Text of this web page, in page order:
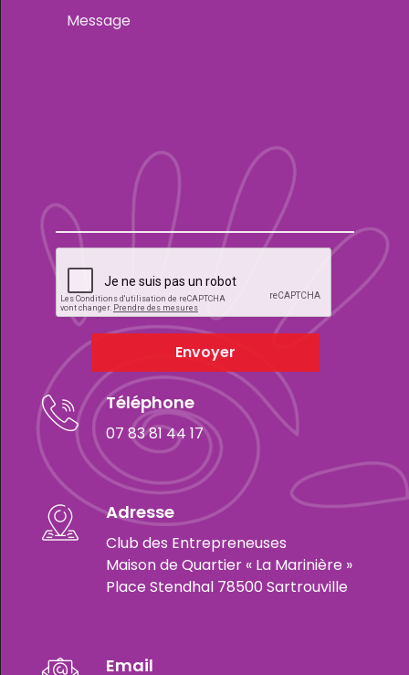
Envoyer
Téléphone
07 83 81 44 17
Adresse
Club des Entrepreneuses
Maison de Quartier « La Marinière »
Place Stendhal 78500 Sartrouville
Email